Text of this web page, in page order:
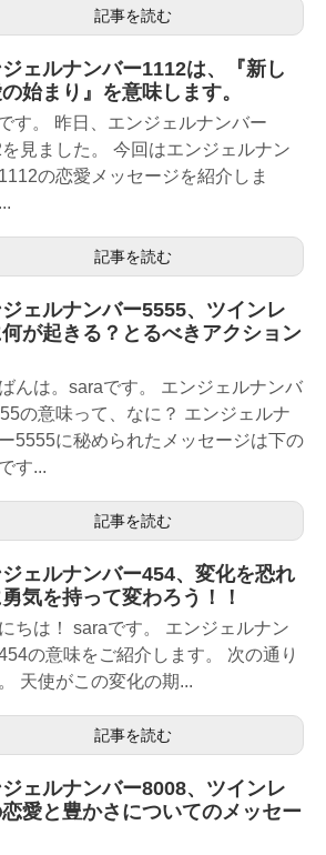
記事を読む
ェルナンバー1112は、『新し
始まり』を意味します。
す。 昨日、エンジェルナンバー
見ました。 今回はエンジェルナン
の恋愛メッセージを紹介しま
記事を読む
ェルナンバー5555、ツインレ
が起きる？とるべきアクション
んは。saraです。 エンジェルナンバ
の意味って、なに？ エンジェルナ
5555に秘められたメッセージは下の
す...
記事を読む
ェルナンバー454、変化を恐れ
気を持って変わろう！！
ちは！ saraです。 エンジェルナン
の意味をご紹介します。 次の通り
天使がこの変化の期...
記事を読む
ェルナンバー8008、ツインレ
愛と豊かさについてのメッセー